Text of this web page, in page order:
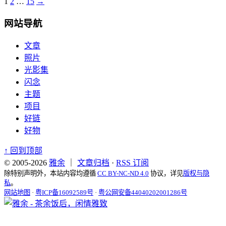
网站导航
文章
照片
光影集
闪念
主题
项目
好链
好物
↑ 回到顶部
© 2005-2026 雅余 文章归档 · RSS 订阅
除特别声明外，本站内容均遵循 CC BY-NC-ND 4.0 协议，详见版权与隐
私。
网站地图 · 粤ICP备16092589号 · 粤公网安备44040202001286号